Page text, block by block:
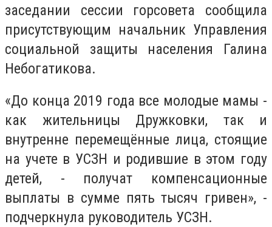
заседании сессии горсовета сообщила
присутствующим начальник Управления
социальной защиты населения Галина
Небогатикова.
«До конца 2019 года все молодые мамы -
как жительницы Дружковки, так и
внутренне перемещённые лица, стоящие
на учете в УСЗН и родившие в этом году
детей, - получат компенсационные
выплаты в сумме пять тысяч гривен», -
подчеркнула руководитель УСЗН.